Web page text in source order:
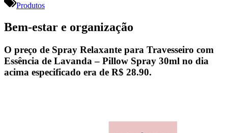
Produtos
Bem-estar e organização
O preço de Spray Relaxante para Travesseiro com
Essência de Lavanda – Pillow Spray 30ml no dia
acima especificado era de R$ 28.90.